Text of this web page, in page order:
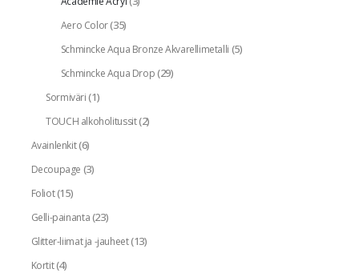
Aero Color(35)
Schmincke Aqua Bronze Akvarellimetalli (5)
Schmincke Aqua Drop(29)
Sormiväri(1)
TOUCH alkoholitussit(2)
Avainlenkit(6)
Decoupage (3)
Foliot(15)
Gelli-painanta(23)
Glitter-liimat ja -jauheet(13)
Kortit(4)